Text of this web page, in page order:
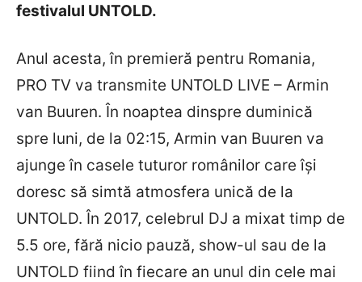
festivalul UNTOLD.
Anul acesta, în premieră pentru Romania,
PRO TV va transmite UNTOLD LIVE – Armin
van Buuren. În noaptea dinspre duminică
spre luni, de la 02:15, Armin van Buuren va
ajunge în casele tuturor românilor care își
doresc să simtă atmosfera unică de la
UNTOLD. În 2017, celebrul DJ a mixat timp de
5.5 ore, fără nicio pauză, show-ul sau de la
UNTOLD fiind în fiecare an unul din cele mai